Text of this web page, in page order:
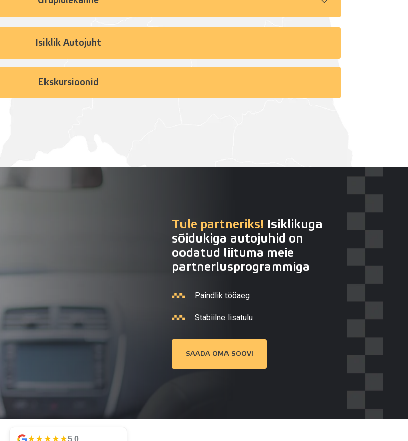
Isiklik Autojuht
Ekskursioonid
Tule partneriks! Isiklikuga
sõidukiga autojuhid on
oodatud liituma meie
partnerlusprogrammiga
Paindlik tööaeg
Stabiilne lisatulu
SAADA OMA SOOVI
5.0